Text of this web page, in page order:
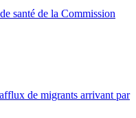
santé de la Commission
de migrants arrivant par